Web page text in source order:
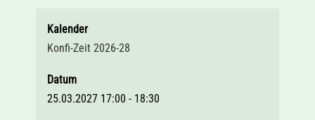
Kalender
Konfi-Zeit 2026-28
Datum
25.03.2027 17:00 - 18:30